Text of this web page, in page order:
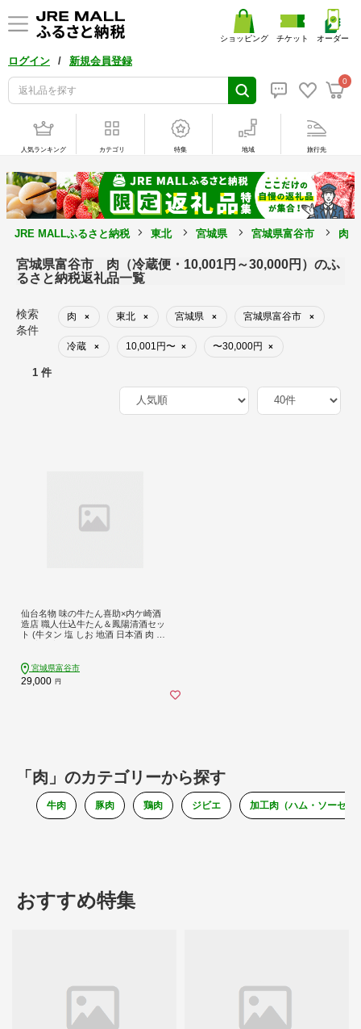
ログイン / 新規会員登録
0
ショッピング チケット オーダー
人気ランキング カテゴリ 特集 地域 旅行先
JRE MALLふるさと納税 東北 宮城県 宮城県富谷市 肉
宮城県富谷市 肉（冷蔵便・10,001円～30,000円）のふ
るさと納税返礼品一覧
検索
条件
肉 × 東北 × 宮城県 × 宮城県富谷市 ×
冷蔵 × 10,001円〜 × 〜30,000円 ×
1 件
仙台名物 味の牛たん喜助×内ケ崎酒
造店 職人仕込牛たん＆鳳陽清酒セッ
ト (牛タン 塩 しお 地酒 日本酒 肉 老
宮城県富谷市
29,000 円
「肉」のカテゴリーから探す
牛肉 豚肉 鶏肉 ジビエ 加工肉（ハム・ソーセー
おすすめ特集